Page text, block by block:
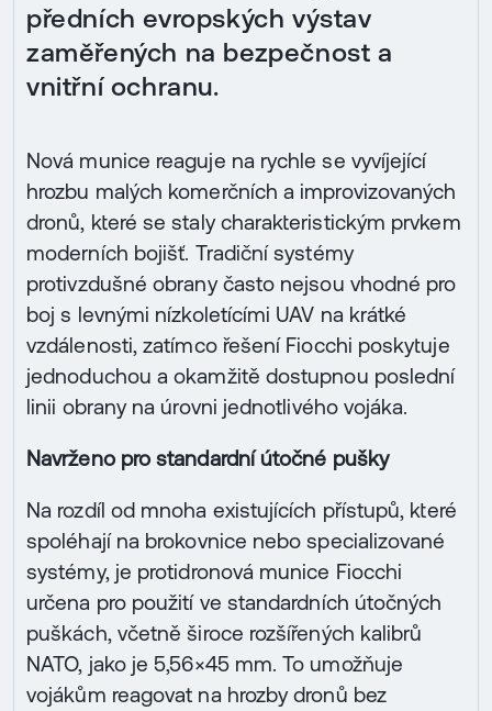
předních evropských výstav
zaměřených na bezpečnost a
vnitřní ochranu.
Nová munice reaguje na rychle se vyvíjející
hrozbu malých komerčních a improvizovaných
dronů, které se staly charakteristickým prvkem
moderních bojišť. Tradiční systémy
protivzdušné obrany často nejsou vhodné pro
boj s levnými nízkoletícími UAV na krátké
vzdálenosti, zatímco řešení Fiocchi poskytuje
jednoduchou a okamžitě dostupnou poslední
linii obrany na úrovni jednotlivého vojáka.
Navrženo pro standardní útočné pušky
Na rozdíl od mnoha existujících přístupů, které
spoléhají na brokovnice nebo specializované
systémy, je protidronová munice Fiocchi
určena pro použití ve standardních útočných
puškách, včetně široce rozšířených kalibrů
NATO, jako je 5,56×45 mm. To umožňuje
vojákům reagovat na hrozby dronů bez